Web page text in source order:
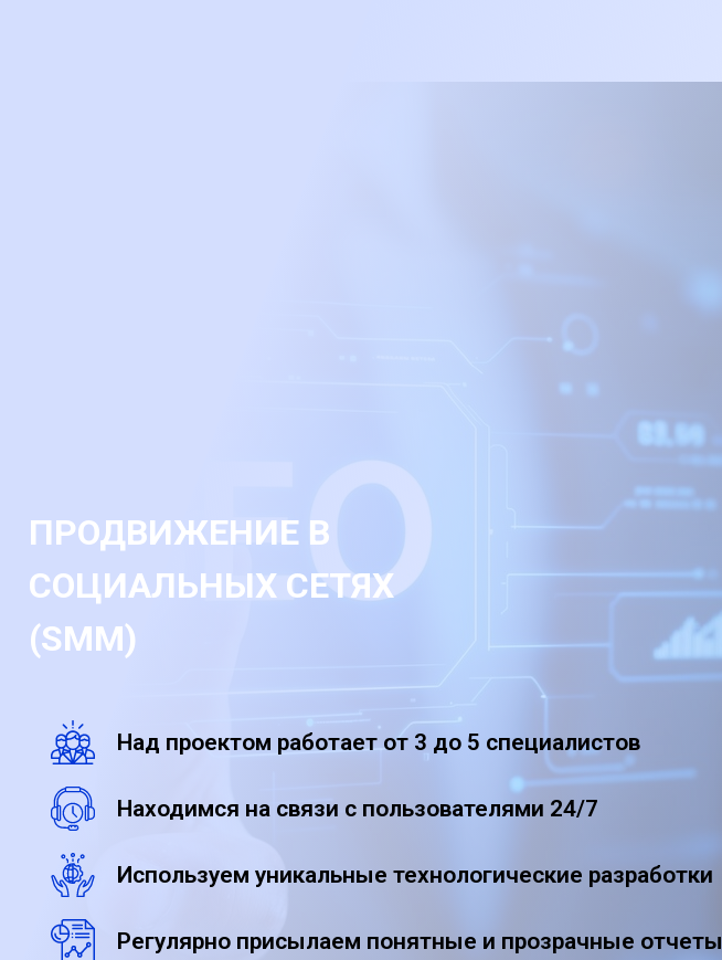
ПРОДВИЖЕНИЕ В
СОЦИАЛЬНЫХ СЕТЯХ
(SMM)
Над проектом работает от 3 до 5 специалистов
Находимся на связи с пользователями 24/7
Используем уникальные технологические разработки
Регулярно присылаем понятные и прозрачные отчеты